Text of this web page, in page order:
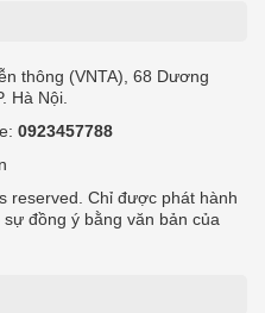
thông (VNTA), 68 Dương
Hà Nội.
0923457788
reserved. Chỉ được phát hành
đồng ý bằng văn bản của